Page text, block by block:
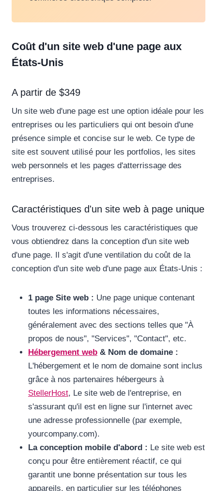
Coût d'un site web d'une page aux
États-Unis
A partir de $349
Un site web d'une page est une option idéale pour les
entreprises ou les particuliers qui ont besoin d'une
présence simple et concise sur le web. Ce type de
site est souvent utilisé pour les portfolios, les sites
web personnels et les pages d'atterrissage des
entreprises.
Caractéristiques d'un site web à page unique
Vous trouverez ci-dessous les caractéristiques que
vous obtiendrez dans la conception d'un site web
d'une page. Il s'agit d'une ventilation du coût de la
conception d'un site web d'une page aux États-Unis :
1 page Site web : Une page unique contenant
toutes les informations nécessaires,
généralement avec des sections telles que "À
propos de nous", "Services", "Contact", etc.
Hébergement web & Nom de domaine :
L'hébergement et le nom de domaine sont inclus
grâce à nos partenaires hébergeurs à
StellerHost, Le site web de l'entreprise, en
s'assurant qu'il est en ligne sur l'internet avec
une adresse professionnelle (par exemple,
yourcompany.com).
La conception mobile d'abord : Le site web est
conçu pour être entièrement réactif, ce qui
garantit une bonne présentation sur tous les
appareils, en particulier sur les téléphones